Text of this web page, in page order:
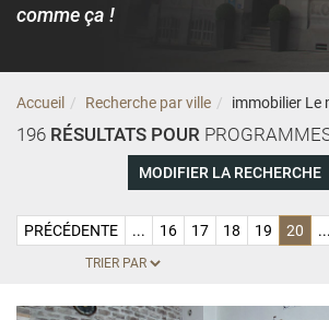
comme ça !
Accueil Recherche par ville immobilier Le
196 RÉSULTATS POUR
MODIFIER LA RECHERCHE
PRÉCÉDENTE ... 16 17 18 19 20 ...